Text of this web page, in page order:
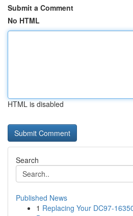
Submit a Comment
No HTML
HTML is disabled
Search
Published News
1 Replacing Your DC97-